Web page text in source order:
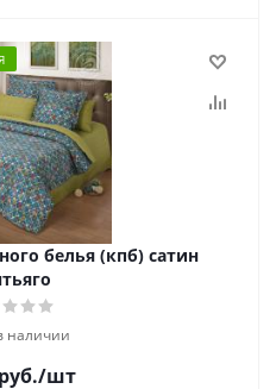
белья (кпб) сатин
наличии
руб./шт